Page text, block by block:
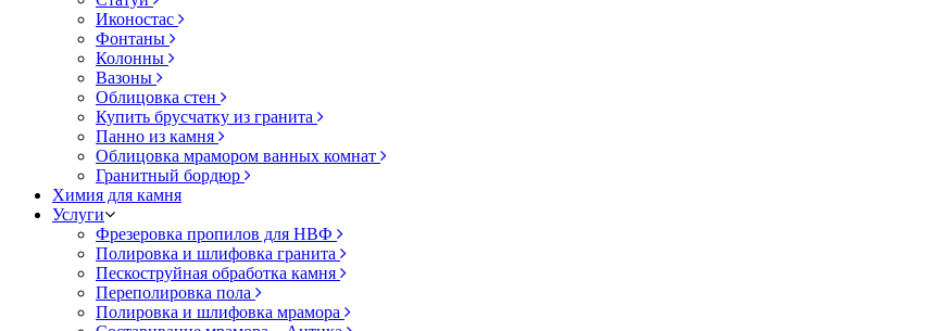
Иконостас
Фонтаны
Колонны
Вазоны
Облицовка стен
Купить брусчатку из гранита
Панно из камня
Облицовка мрамором ванных комнат
Гранитный бордюр
Химия для камня
Услуги
Фрезеровка пропилов для НВФ
Полировка и шлифовка гранита
Пескоструйная обработка камня
Переполировка пола
Полировка и шлифовка мрамора